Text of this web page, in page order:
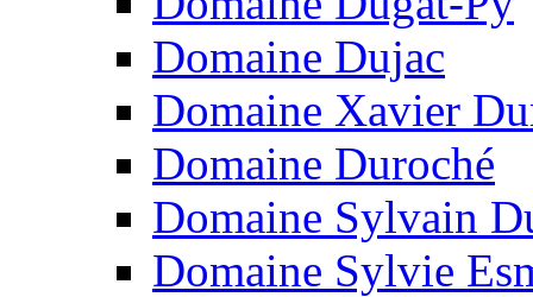
Domaine Dujac
Domaine Xavier
Domaine Duroché
Domaine Sylvain
Domaine Sylvie